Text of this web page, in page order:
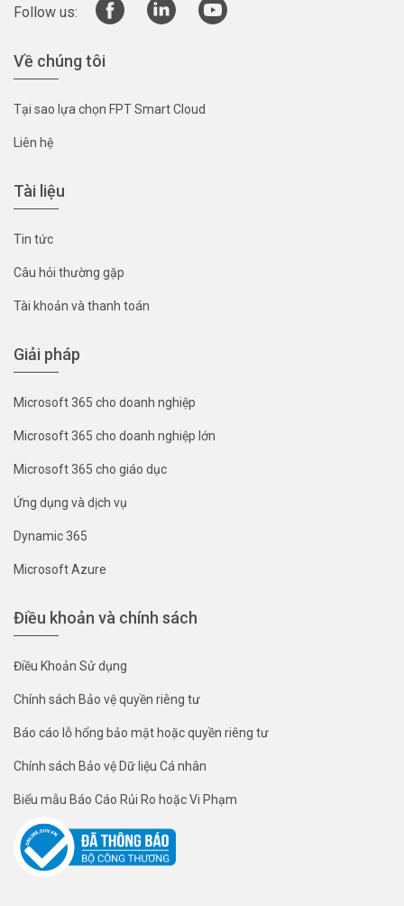
Follow us:
Về chúng tôi
Tại sao lựa chọn FPT Smart Cloud
Liên hệ
Tài liệu
Tin tức
Câu hỏi thường gặp
Tài khoản và thanh toán
Giải pháp
Microsoft 365 cho doanh nghiệp
Microsoft 365 cho doanh nghiệp lớn
Microsoft 365 cho giáo dục
Ứng dụng và dịch vụ
Dynamic 365
Microsoft Azure
Điều khoản và chính sách
Điều Khoản Sử dụng
Chính sách Bảo vệ quyền riêng tư
Báo cáo lỗ hổng bảo mật hoặc quyền riêng tư
Chính sách Bảo vệ Dữ liệu Cá nhân
Biểu mẫu Báo Cáo Rủi Ro hoặc Vi Phạm